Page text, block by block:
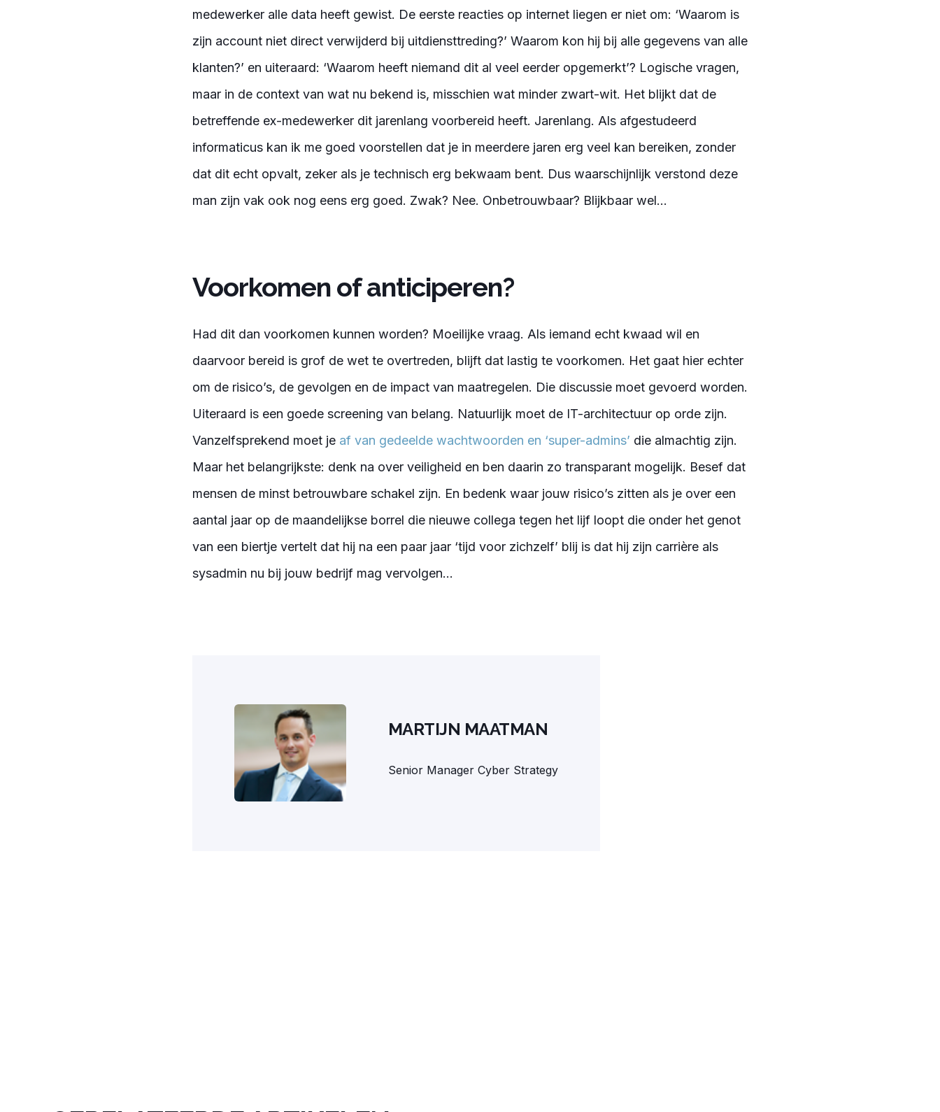
medewerker alle data heeft gewist. De eerste reacties op internet liegen er niet om: ‘Waarom is
zijn account niet direct verwijderd bij uitdiensttreding?’ Waarom kon hij bij alle gegevens van alle
klanten?’ en uiteraard: ‘Waarom heeft niemand dit al veel eerder opgemerkt’? Logische vragen,
maar in de context van wat nu bekend is, misschien wat minder zwart-wit. Het blijkt dat de
betreffende ex-medewerker dit jarenlang voorbereid heeft. Jarenlang. Als afgestudeerd
informaticus kan ik me goed voorstellen dat je in meerdere jaren erg veel kan bereiken, zonder
dat dit echt opvalt, zeker als je technisch erg bekwaam bent. Dus waarschijnlijk verstond deze
man zijn vak ook nog eens erg goed. Zwak? Nee. Onbetrouwbaar? Blijkbaar wel...
Voorkomen of anticiperen?
Had dit dan voorkomen kunnen worden? Moeilijke vraag. Als iemand echt kwaad wil en
daarvoor bereid is grof de wet te overtreden, blijft dat lastig te voorkomen. Het gaat hier echter
om de risico’s, de gevolgen en de impact van maatregelen. Die discussie moet gevoerd worden.
Uiteraard is een goede screening van belang. Natuurlijk moet de IT-architectuur op orde zijn.
Vanzelfsprekend moet je af van gedeelde wachtwoorden en ‘super-admins’ die almachtig zijn.
Maar het belangrijkste: denk na over veiligheid en ben daarin zo transparant mogelijk. Besef dat
mensen de minst betrouwbare schakel zijn. En bedenk waar jouw risico’s zitten als je over een
aantal jaar op de maandelijkse borrel die nieuwe collega tegen het lijf loopt die onder het genot
van een biertje vertelt dat hij na een paar jaar ‘tijd voor zichzelf’ blij is dat hij zijn carrière als
sysadmin nu bij jouw bedrijf mag vervolgen...
MARTIJN MAATMAN
Senior Manager Cyber Strategy